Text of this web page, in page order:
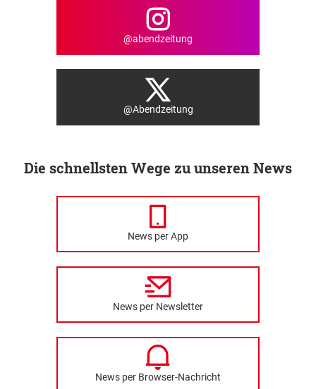
@abendzeitung
@Abendzeitung
Die schnellsten Wege zu unseren News
News per App
News per Newsletter
News per Browser-Nachricht